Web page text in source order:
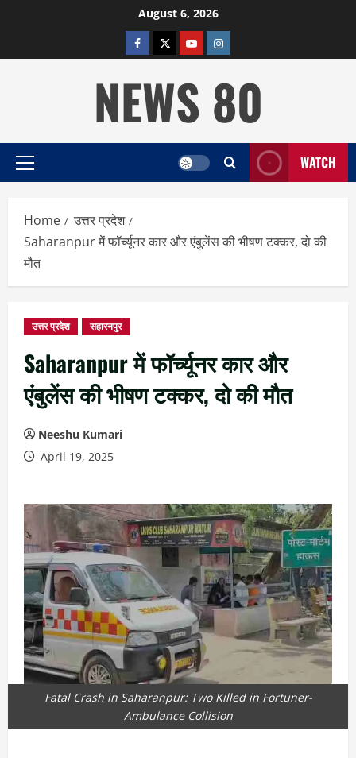
August 6, 2026
facebooktwitterYOUTUBE
instagram
NEWS 80
Primary
WATCH
Home
उत्तर प्रदेश
Saharanpur में फॉर्च्यूनर कार और एंबुलेंस की भीषण टक्कर, दो की
मौत
उत्तर प्रदेश सहारनपुर
Saharanpur में फॉर्च्यूनर कार और
एंबुलेंस की भीषण टक्कर, दो की मौत
Neeshu Kumari
April 19, 2025
Fatal Crash in Saharanpur: Two Killed in Fortuner-
Ambulance Collision